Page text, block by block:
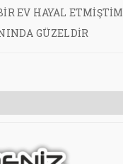
EV HAYAL ETMİŞTİM
GÜZELDİR